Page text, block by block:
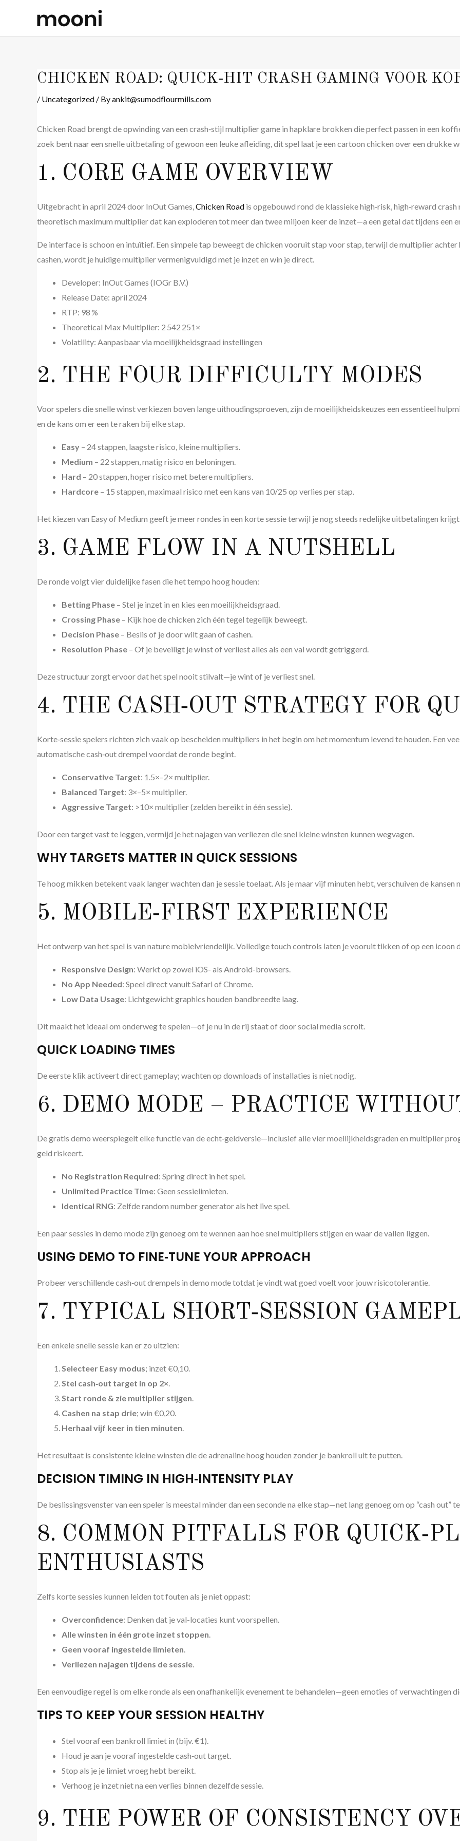
content
CHICKEN ROAD: QUICK‑HIT CRASH GAMING VOOR
/ Uncategorized / Byankit@sumodflourmills.com
Chicken Road brengt de opwinding van een crash‑stijl multiplier game in hapklare brokken die perfect passen in een
zoek bent naar een snelle uitbetaling of gewoon een leuke afleiding, dit spel laat je een cartoon chicken over een drukke
1. CORE GAME OVERVIEW
Uitgebracht in april 2024 door InOut Games,Chicken Road is opgebouwd rond de klassieke high‑risk, high‑reward
theoretisch maximum multiplier dat kan exploderen tot meer dan twee miljoen keer de inzet—a een getal dat tijdens een
De interface is schoon en intuïtief. Een simpele tap beweegt de chicken vooruit stap voor stap, terwijl de multiplier
cashen, wordt je huidige multiplier vermenigvuldigd met je inzet en win je direct.
Developer: InOut Games (IOGr B.V.)
Release Date: april 2024
RTP: 98 %
Theoretical Max Multiplier: 2 542 251×
Volatility: Aanpasbaar via moeilijkheidsgraad instellingen
2. THE FOUR DIFFICULTY MODES
Voor spelers die snelle winst verkiezen boven lange uithoudingsproeven, zijn de moeilijkheidskeuzes een essentieel
en de kans om er een te raken bij elke stap.
Easy – 24 stappen, laagste risico, kleine multipliers.
Medium – 22 stappen, matig risico en beloningen.
Hard – 20 stappen, hoger risico met betere multipliers.
Hardcore – 15 stappen, maximaal risico met een kans van 10/25 op verlies per stap.
Het kiezen van Easy of Medium geeft je meer rondes in een korte sessie terwijl je nog steeds redelijke uitbetalingen
3. GAME FLOW IN A NUTSHELL
De ronde volgt vier duidelijke fasen die het tempo hoog houden:
Betting Phase – Stel je inzet in en kies een moeilijkheidsgraad.
Crossing Phase – Kijk hoe de chicken zich één tegel tegelijk beweegt.
Decision Phase – Beslis of je door wilt gaan of cashen.
Resolution Phase – Of je beveiligt je winst of verliest alles als een val wordt getriggerd.
Deze structuur zorgt ervoor dat het spel nooit stilvalt—je wint of je verliest snel.
4. THE CASH‑OUT STRATEGY FOR
Korte‑sessie spelers richten zich vaak op bescheiden multipliers in het begin om het momentum levend te houden. Een
automatische cash‑out drempel voordat de ronde begint.
Conservative Target: 1.5×–2× multiplier.
Balanced Target: 3×–5× multiplier.
Aggressive Target: >10× multiplier (zelden bereikt in één sessie).
Door een target vast te leggen, vermijd je het najagen van verliezen die snel kleine winsten kunnen wegvagen.
WHY TARGETS MATTER IN QUICK SESSIONS
Te hoog mikken betekent vaak langer wachten dan je sessie toelaat. Als je maar vijf minuten hebt, verschuiven de
5. MOBILE‑FIRST EXPERIENCE
Het ontwerp van het spel is van nature mobielvriendelijk. Volledige touch controls laten je vooruit tikken of op een icoon
Responsive Design: Werkt op zowel iOS- als Android-browsers.
No App Needed: Speel direct vanuit Safari of Chrome.
Low Data Usage: Lichtgewicht graphics houden bandbreedte laag.
Dit maakt het ideaal om onderweg te spelen—of je nu in de rij staat of door social media scrolt.
QUICK LOADING TIMES
De eerste klik activeert direct gameplay; wachten op downloads of installaties is niet nodig.
6. DEMO MODE – PRACTICE
De gratis demo weerspiegelt elke functie van de echt‑geldversie—inclusief alle vier moeilijkheidsgraden en multiplier
geld riskeert.
No Registration Required: Spring direct in het spel.
Unlimited Practice Time: Geen sessielimieten.
Identical RNG: Zelfde random number generator als het live spel.
Een paar sessies in demo mode zijn genoeg om te wennen aan hoe snel multipliers stijgen en waar de vallen liggen.
USING DEMO TO FINE‑TUNE YOUR APPROACH
Probeer verschillende cash‑out drempels in demo mode totdat je vindt wat goed voelt voor jouw risicotolerantie.
7. TYPICAL SHORT‑SESSION
Een enkele snelle sessie kan er zo uitzien:
Selecteer Easy modus; inzet €0,10.
Stel cash‑out target in op 2×.
Start ronde & zie multiplier stijgen.
Cashen na stap drie; win €0,20.
Herhaal vijf keer in tien minuten.
Het resultaat is consistente kleine winsten die de adrenaline hoog houden zonder je bankroll uit te putten.
DECISION TIMING IN HIGH‑INTENSITY PLAY
De beslissingsvenster van een speler is meestal minder dan een seconde na elke stap—net lang genoeg om op “cash
8. COMMON PITFALLS FOR
ENTHUSIASTS
Zelfs korte sessies kunnen leiden tot fouten als je niet oppast:
Overconfidence: Denken dat je val-locaties kunt voorspellen.
Alle winsten in één grote inzet stoppen.
Geen vooraf ingestelde limieten.
Verliezen najagen tijdens de sessie.
Een eenvoudige regel is om elke ronde als een onafhankelijk evenement te behandelen—geen emoties of verwachtingen
TIPS TO KEEP YOUR SESSION HEALTHY
Stel vooraf een bankroll limiet in (bijv. €1).
Houd je aan je vooraf ingestelde cash‑out target.
Stop als je je limiet vroeg hebt bereikt.
Verhoog je inzet niet na een verlies binnen dezelfde sessie.
9. THE POWER OF CONSISTENCY
navigation